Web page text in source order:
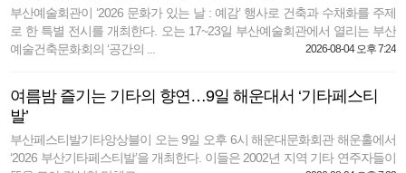
부산예술회관이 ‘2026 문화가 있는 날 : 예감’ 행사로 건축과 수채화를 주제
로 한 특별 전시를 개최한다. 오는 17~23일 부산예술회관에서 열리는 부산
예술건축문화회의 ‘공간의 ...
2026-08-04 오후 7:24
여름밤 즐기는 기타의 향연…9일 해운대서 ‘기타페스티
발’
부산페스티발기타앙상블이 오는 9일 오후 6시 해운대문화회관 해운홀에서
‘2026 부산기타페스티발’을 개최한다. 이들은 2002년 지역 기타 연주자들이